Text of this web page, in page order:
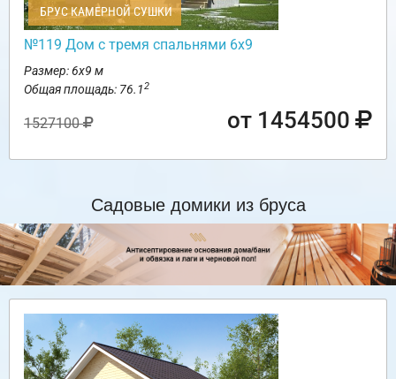
БРУС КАМЕРНОЙ СУШКИ
№119 Дом с тремя спальнями 6х9
Размер: 6х9 м
Общая площадь: 76.12
1527100 от 1454500
Садовые домики из бруса